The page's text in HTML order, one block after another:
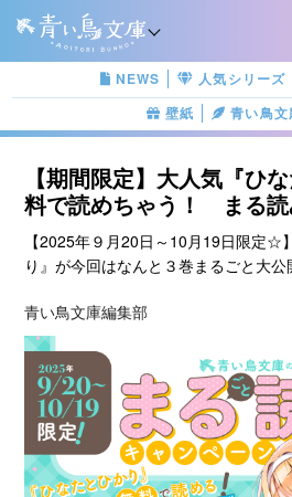
NEWS 人気シリーズ
壁紙
青い鳥
【期間限定】大人気『ひ
料で読めちゃう！ まる読
【2025年９月20日～10月19日限定☆
り』が今回はなんと３巻まるごと大公
青い鳥文庫編集部